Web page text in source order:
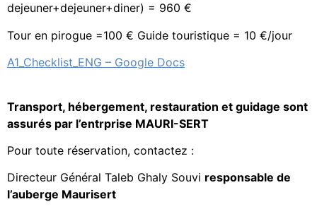
dejeuner+dejeuner+diner) = 960 €
Tour en pirogue =100 € Guide touristique = 10 €/jour
A1_Checklist_ENG – Google Docs
Transport, hébergement, restauration et guidage sont
assurés par l’entrprise MAURI-SERT
Pour toute réservation, contactez :
Directeur Général Taleb Ghaly Souvi responsable de
l’auberge Maurisert